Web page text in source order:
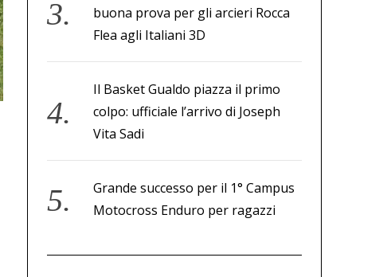
buona prova per gli arcieri Rocca
Flea agli Italiani 3D
Il Basket Gualdo piazza il primo
colpo: ufficiale l’arrivo di Joseph
Vita Sadi
Grande successo per il 1° Campus
Motocross Enduro per ragazzi